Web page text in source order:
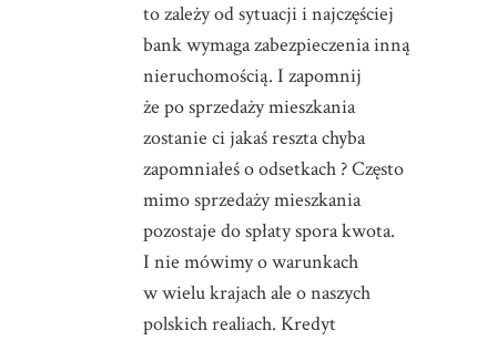
to zależy od sytuacji i najczęściej
bank wymaga zabezpieczenia inną
nieruchomością. I zapomnij
że po sprzedaży mieszkania
zostanie ci jakaś reszta chyba
zapomniałeś o odsetkach ? Często
mimo sprzedaży mieszkania
pozostaje do spłaty spora kwota.
I nie mówimy o warunkach
w wielu krajach ale o naszych
polskich realiach. Kredyt